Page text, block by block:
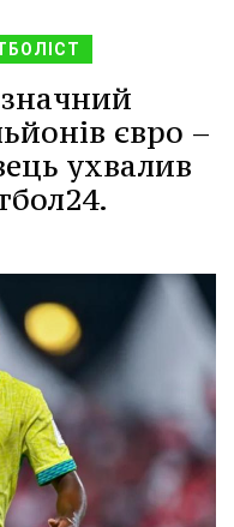
євро –
ухвалив